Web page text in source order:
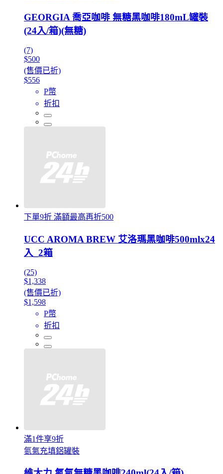
GEORGIA 喬亞咖啡 無糖黑咖啡180mL罐裝
(24入/箱)(無糖)
(7)
$500
(售價已折)
$556
P幣
折扣
下單9折 滿額最高再折500
UCC AROMA BREW 艾洛瑪黑咖啡500mlx24
入_2箱
(25)
$1,338
(售價已折)
$1,598
P幣
折扣
滿1件享9折
氮氣充填鋁罐裝